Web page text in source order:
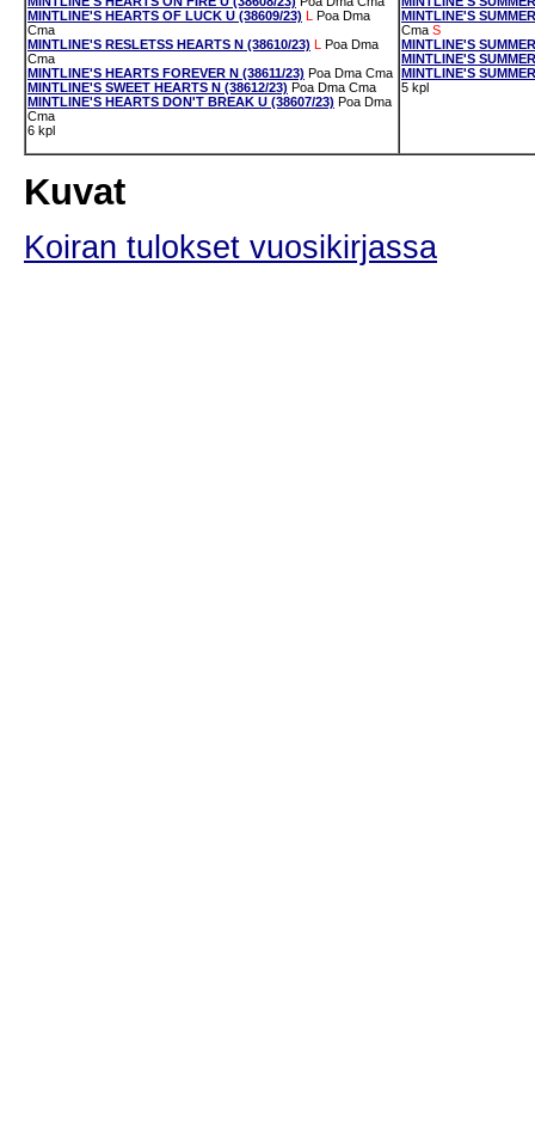
MINTLINE'S HEARTS OF LUCK U (38609/23) L Poa Dma
Cma
MINTLINE'S RESLETSS HEARTS N (38610/23) L Poa Dma
Cma
MINTLINE'S HEARTS FOREVER N (38611/23) Poa Dma Cma
MINTLINE'S SWEET HEARTS N (38612/23) Poa Dma Cma
MINTLINE'S HEARTS DON'T BREAK U (38607/23) Poa Dma
Cma
6 kpl
MINTLINE'S
Cma S
MINTLINE'S
MINTLINE'S
MINTLINE'S
5 kpl
Kuvat
Koiran tulokset vuosikirjassa